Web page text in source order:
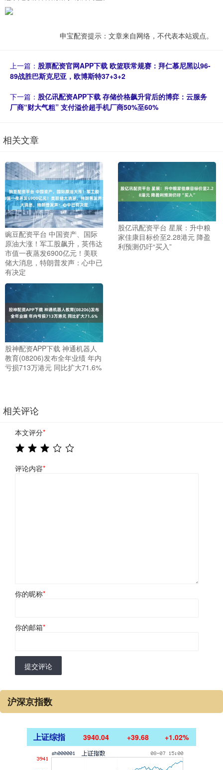
申宝配资提示：文章来自网络，不代表本站观点。
上一篇： 股票配资官网APP下载 欧篮联常规赛：拜仁慕尼黑以96-
89战胜巴斯克尼亚，欧博斯特37+3+2
下一篇： 股亿讯配资APP下载 存储价格飙升背后的博弈：云服务
厂商“财大气粗” 支付溢价超手机厂商50%至60%
相关文章
豌豆配资平台 中国资产、国际
原油大涨！军工股飙升，英伟达
市值一夜蒸发6900亿元！美联
储大消息，特朗普发声：心中已
有决定
股亿讯配资平台 星展：升中粮
家佳康目标价至2.28港元 降盈
利预测仍吁“买入”
股神配资APP下载 神通机器人
教育(08206)发布全年业绩 年内
亏损713万港元 同比扩大71.6%
相关评论
本文评分*
评论内容*
你的昵称*
你的邮箱*
提交评论
沪深京指数
上证综指 3940.04 +39.68 +1.02%